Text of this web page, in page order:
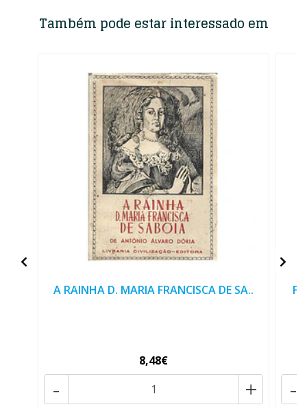
Também pode estar interessado em
A RAINHA D. MARIA FRANCISCA DE SA..
8,48€
+
- -